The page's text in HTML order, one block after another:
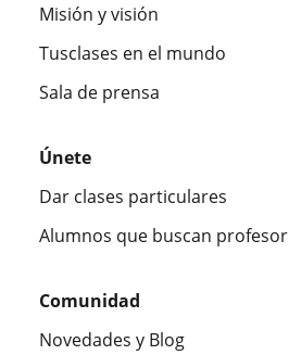
Misión y visión
Tusclases en el mundo
Sala de prensa
Únete
Dar clases particulares
Alumnos que buscan profesor
Comunidad
Novedades y Blog